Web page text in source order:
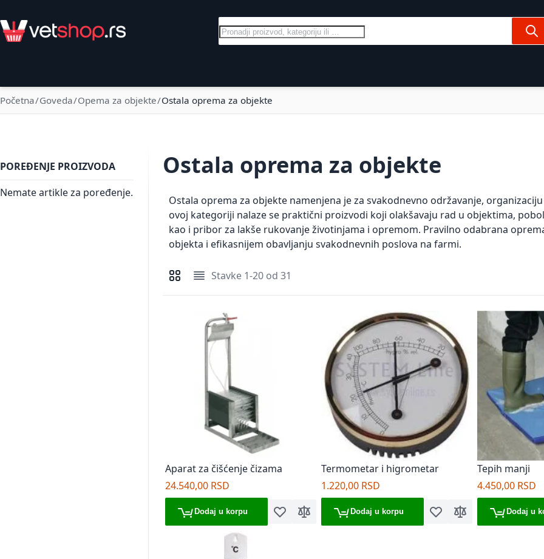
Pretraga
Početna Goveda Opema za objekte Ostala oprema za objekte
Ostala oprema za objekte
Ostala oprema za objekte namenjena je za svakodnevno održavanje,
ovoj kategoriji nalaze se praktični proizvodi koji olakšavaju rad u objektima,
kao i pribor za lakše rukovanje životinjama i opremom. Pravilno odabrana
objekta i efikasnijem obavljanju svakodnevnih poslova na farmi.
Pregledi kaoStavke 1-20 od 31
Aparat za čišćenje čizama
24.540,00 RSD
Dodaj u korpu Dodaj u listu želja
Dodaj za poređenje
Termometar i higrometar
1.220,00 RSD
Dodaj u korpu Dodaj u listu želja
Dodaj za poređenje
Tepih manji
4.450,00 RSD
Dodaj u
POREĐENJE PROIZVODA
Nemate artikle za poređenje.